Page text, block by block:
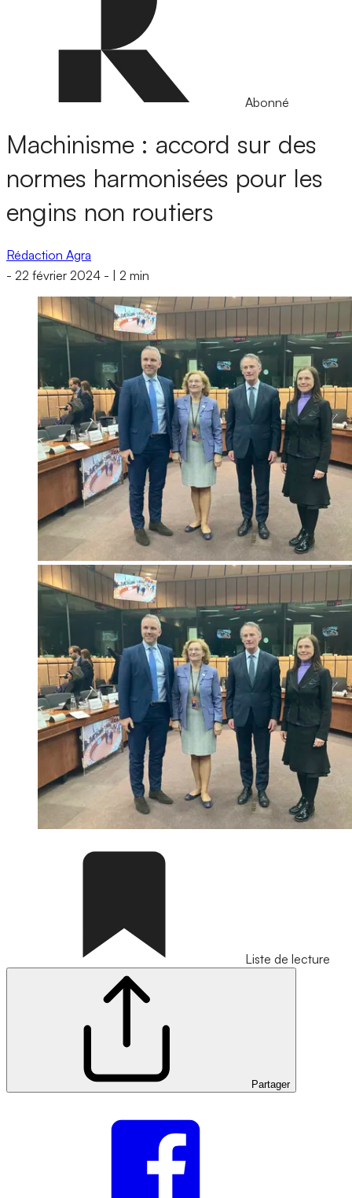
Abonné
Machinisme : accord sur des
normes harmonisées pour les
engins non routiers
Rédaction Agra
- 22 février 2024 - 2 min
Liste de lecture
Partager